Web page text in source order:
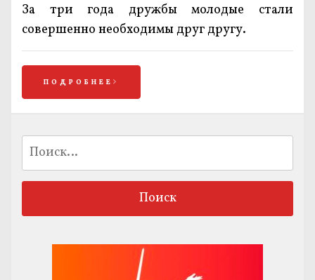
За три года дружбы молодые стали
совершенно необходимы друг другу.
ПОДРОБНЕЕ
Найти: